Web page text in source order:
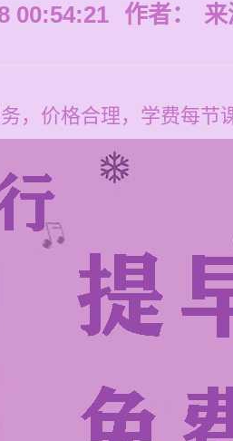
00:54:21 作者： 来
，价格合理，学费每节